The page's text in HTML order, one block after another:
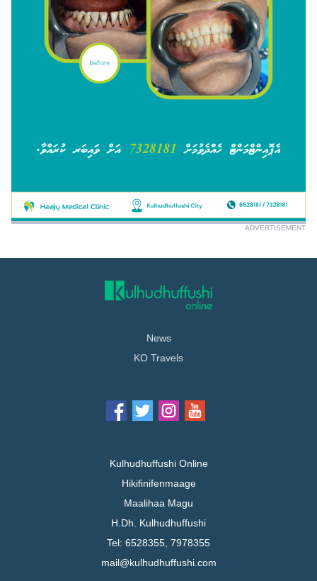
ADVERTISEMENT
News
KO Travels
Kulhudhuffushi Online
Hikifinifenmaage
Maalihaa Magu
H.Dh. Kulhudhuffushi
Tel: 6528355, 7978355
mail@kulhudhuffushi.com